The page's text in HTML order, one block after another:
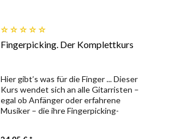
Fingerpicking. Der Komplettkurs
Hier gibt’s was für die Finger ... Dieser
Kurs wendet sich an alle Gitarristen –
egal ob Anfänger oder erfahrene
Musiker – die ihre Fingerpicking-